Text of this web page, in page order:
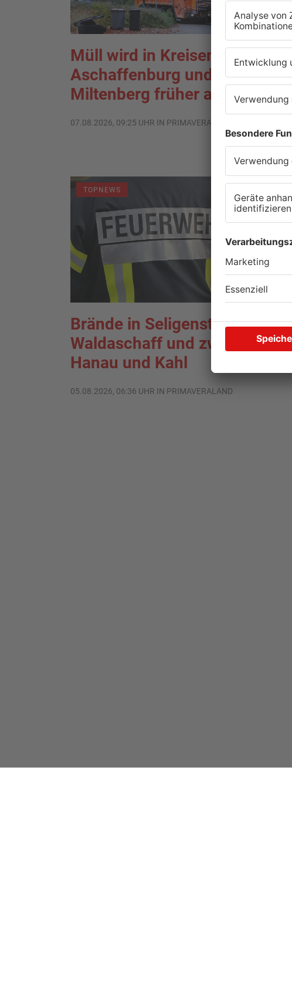
Müll wird in Kreisen
Aschaffenburg und
Miltenberg früher abgeholt
07.08.2026, 09:25 UHR IN PRIMAVERALAND
TOPNEWS
Brände in Seligenstadt,
Waldaschaff und zwischen
Hanau und Kahl
05.08.2026, 06:36 UHR IN PRIMAVERALAND